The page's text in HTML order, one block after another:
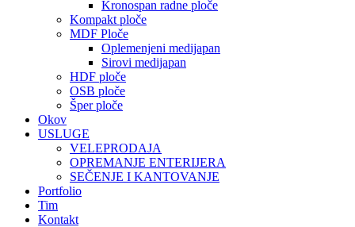
Kronospan radne ploče
Kompakt ploče
MDF Ploče
Oplemenjeni medijapan
Sirovi medijapan
HDF ploče
OSB ploče
Šper ploče
Okov
USLUGE
VELEPRODAJA
OPREMANJE ENTERIJERA
SEČENJE I KANTOVANJE
Portfolio
Tim
Kontakt